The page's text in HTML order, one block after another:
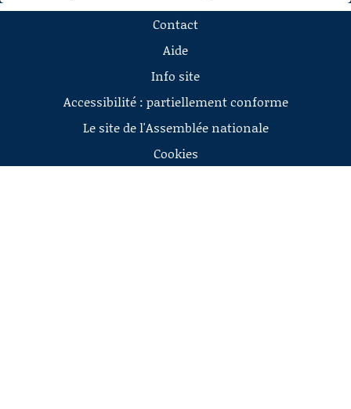
AIDE À LA DÉCOUPE
Contact
Aide
Info site
Accessibilité : partiellement conforme
Le site de l'Assemblée nationale
Cookies